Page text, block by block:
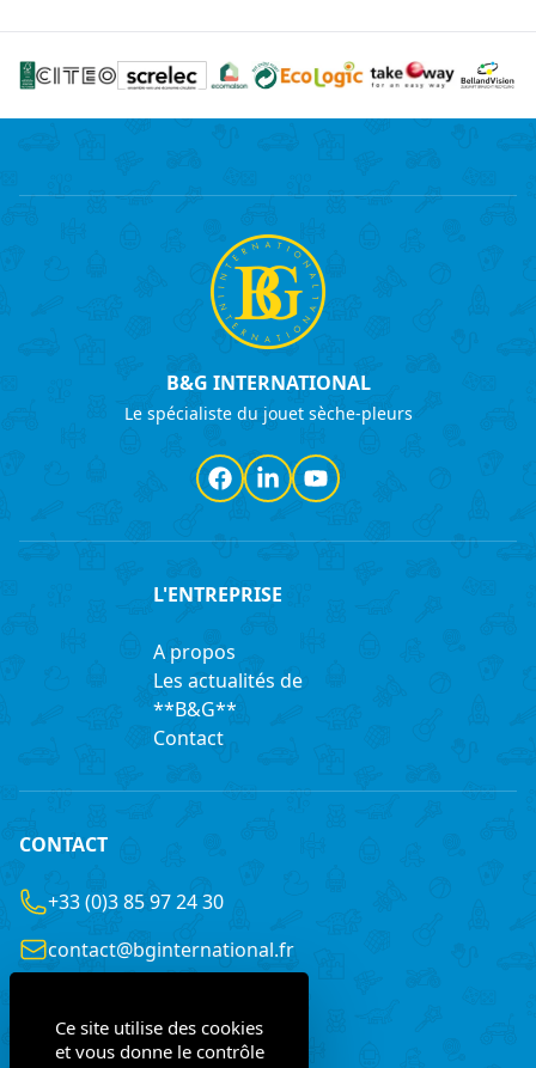
B&G INTERNATIONAL
Le spécialiste du jouet sèche-pleurs
Facebook
LinkedInYouTube
L'ENTREPRISE
A propos
Les actualités de
**B&G**
Contact
CONTACT
+33 (0)3 85 97 24 30
contact@bginternational.fr
71100 Chalon-sur-Saône
Ce site utilise des cookies
et vous donne le contrôle